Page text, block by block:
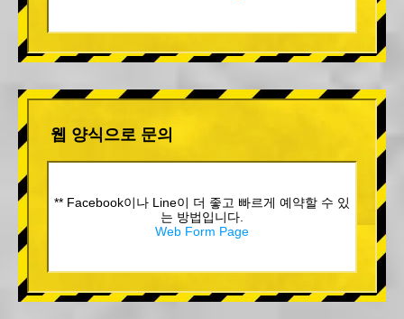
웹 양식으로 문의
** Facebook이나 Line이 더 좋고 빠르게 예약할 수 있
는 방법입니다.
Web Form Page